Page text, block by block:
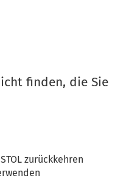
finden, die Sie
zurückkehren